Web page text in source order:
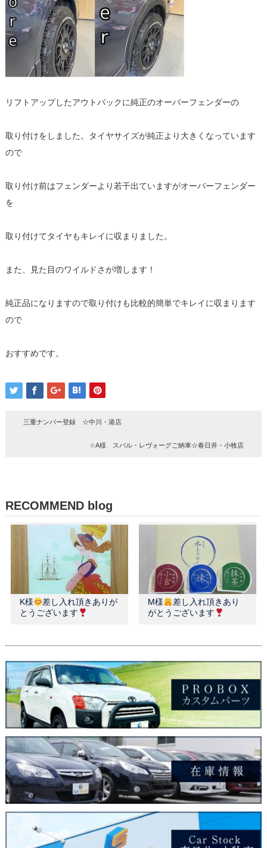
リフトアップしたアウトバックに純正のオーバーフェンダーの
取り付けをしました。タイヤサイズが純正より大きくなっています
ので
取り付け前はフェンダーより若干出ていますがオーバーフェンダー
を
取り付けてタイヤもキレイに収まりました。
また、見た目のワイルドさが増します！
純正品になりますので取り付けも比較的簡単でキレイに収まります
ので
おすすめです。
三重ナンバー登録 ☆中川・港店
☆A様 スバル・レヴォーグご納車☆春日井・小牧店
RECOMMEND blog
K様
差し入れ頂きありが
とうございます
M様
差し入れ頂きあり
がとうございます